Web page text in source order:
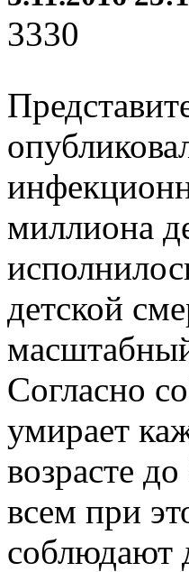
3330
миллиона
детской
Согласно
умирает
возрасте
всем при
соблюдают